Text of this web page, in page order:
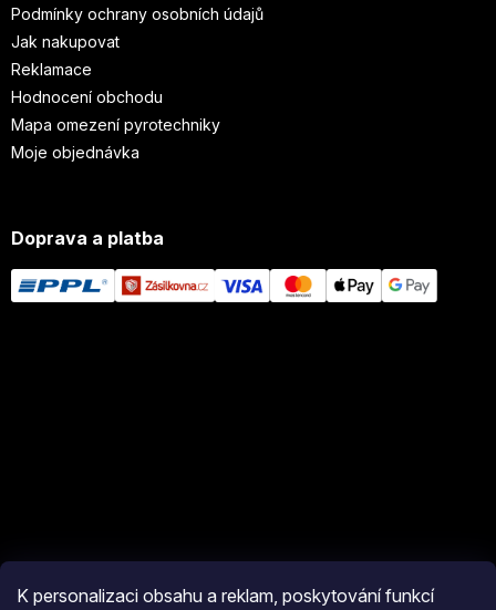
K personalizaci obsahu a reklam, poskytování funkcí
Podmínky ochrany osobních údajů
Jak nakupovat
Reklamace
Hodnocení obchodu
Mapa omezení pyrotechniky
Moje objednávka
Doprava a platba